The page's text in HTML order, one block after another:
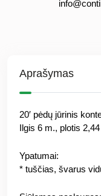
Aprašymas
20′ pėdų jūrinis
Ilgis 6 m., plotis
Ypatumai:
* tuščias, švarus